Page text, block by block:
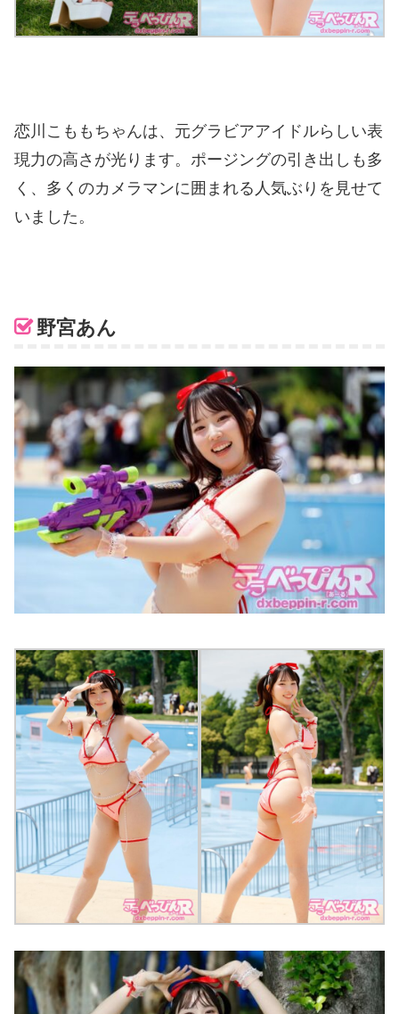
恋川こももちゃんは、元グラビアアイドルらしい表
現力の高さが光ります。ポージングの引き出しも多
く、多くのカメラマンに囲まれる人気ぶりを見せて
いました。
野宮あん